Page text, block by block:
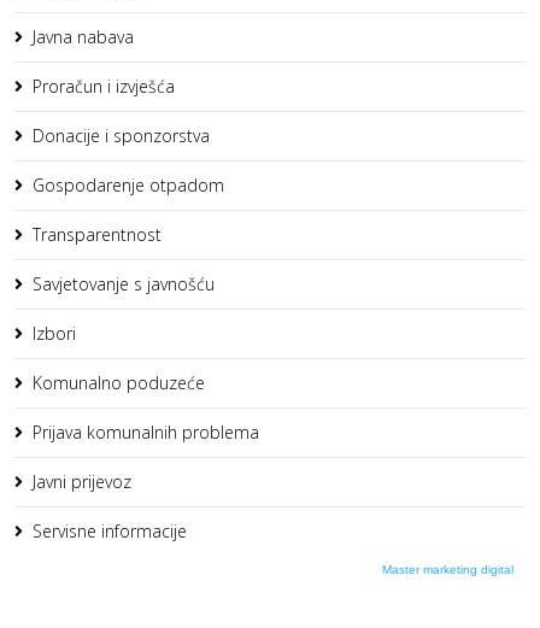
Javna nabava
Proračun i izvješća
Donacije i sponzorstva
Gospodarenje otpadom
Transparentnost
Savjetovanje s javnošću
Izbori
Komunalno poduzeće
Prijava komunalnih problema
Javni prijevoz
Servisne informacije
Master marketing digital